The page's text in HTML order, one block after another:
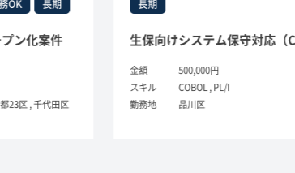
生保向けシステム保守対応（COBOL,PL1）
500,000円
COBOL , PL/I
勤務地
品川区